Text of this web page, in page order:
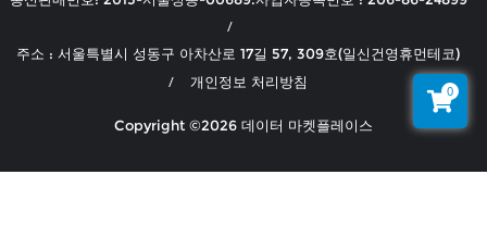
주소 : 서울특별시 성동구 아차산로 17길 57, 309호(일신건영휴먼테코)
개인정보 처리방침
Copyright ©2026 데이터 마켓플레이스
0